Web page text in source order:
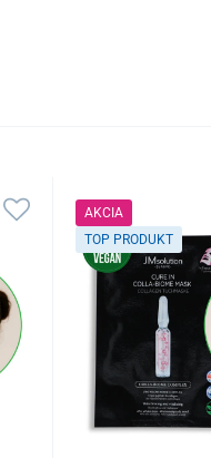
AKCIA
TOP PRODUKT